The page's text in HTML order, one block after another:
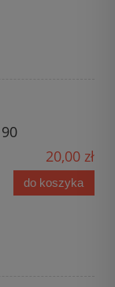
20,00 zł
do koszyka